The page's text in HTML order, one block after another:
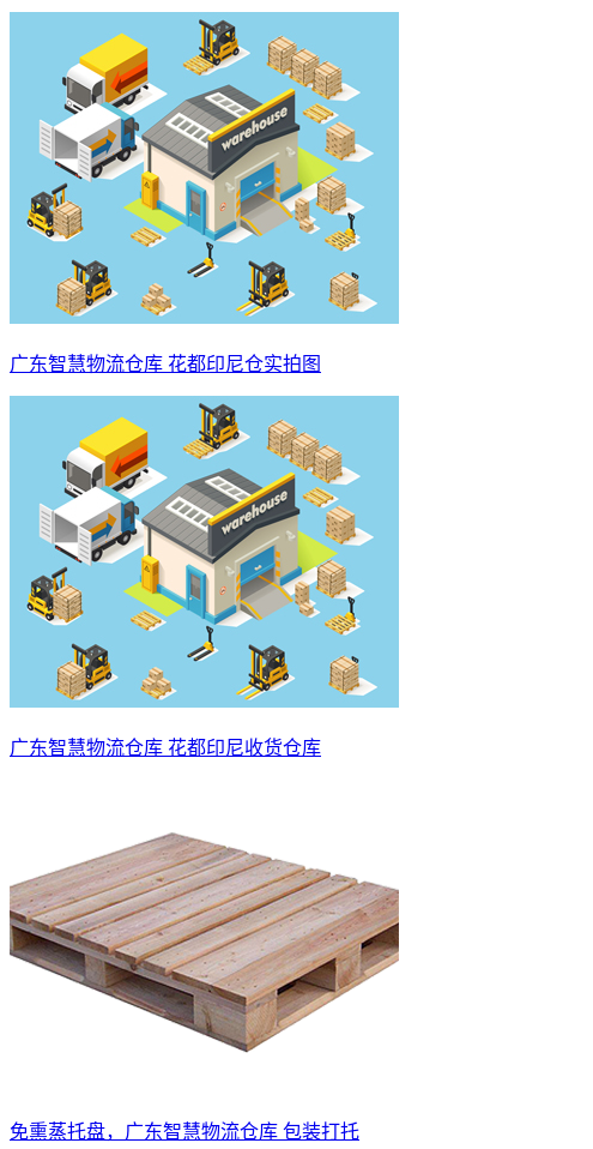
广东智慧物流仓库 花都印尼仓实拍图
广东智慧物流仓库 花都印尼收货仓库
免熏蒸托盘，广东智慧物流仓库 包装打托